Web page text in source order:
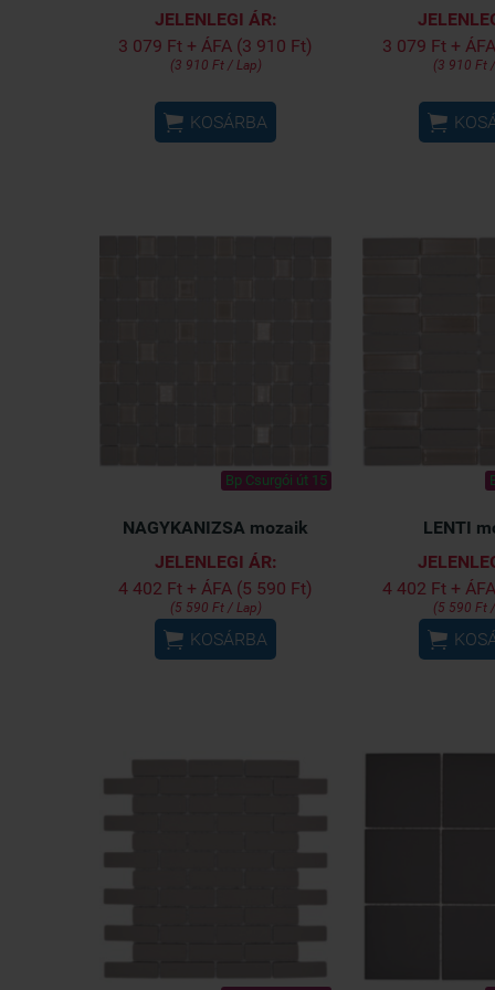
JELENLEGI ÁR:
3 079 Ft + ÁFA (3 910 Ft)
(3 910 Ft / Lap)
 KOSÁRBA
3 079 Ft +
(3 910 Ft

Bp Csurgói út 15
NAGYKANIZSA mozaik
JELENLEGI ÁR:
4 402 Ft + ÁFA (5 590 Ft)
(5 590 Ft / Lap)
 KOSÁRBA
LENTI
4 402 Ft +
(5 590 Ft
